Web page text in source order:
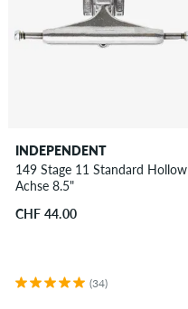
INDEPENDENT
149 Stage 11 Standard Hollow
Achse 8.5"
CHF 44.00
(34)